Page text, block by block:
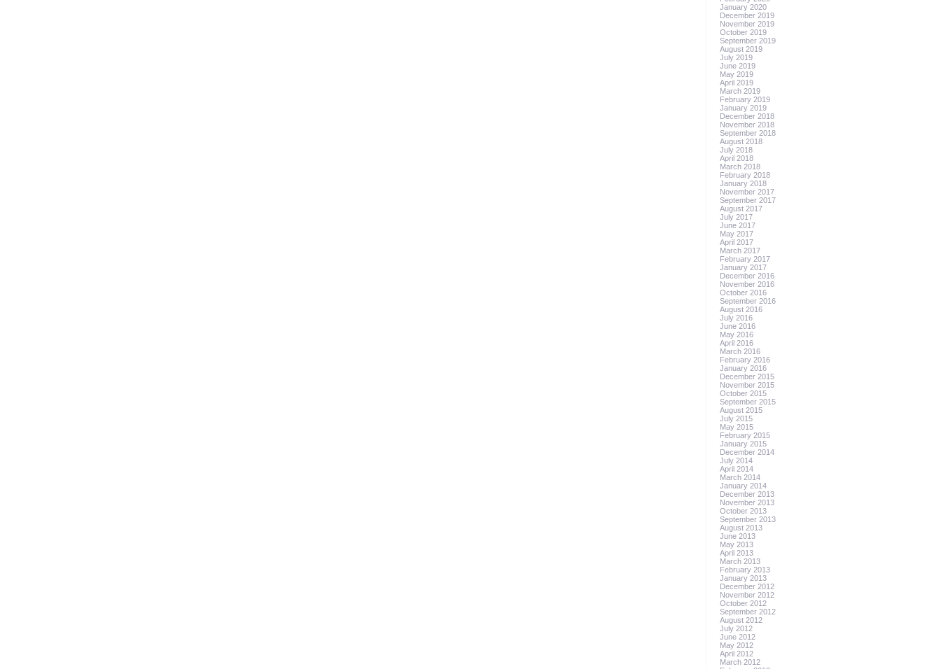
January 2020
December 2019
November 2019
October 2019
September 2019
August 2019
July 2019
June 2019
May 2019
April 2019
March 2019
February 2019
January 2019
December 2018
November 2018
September 2018
August 2018
July 2018
April 2018
March 2018
February 2018
January 2018
November 2017
September 2017
August 2017
July 2017
June 2017
May 2017
April 2017
March 2017
February 2017
January 2017
December 2016
November 2016
October 2016
September 2016
August 2016
July 2016
June 2016
May 2016
April 2016
March 2016
February 2016
January 2016
December 2015
November 2015
October 2015
September 2015
August 2015
July 2015
May 2015
February 2015
January 2015
December 2014
July 2014
April 2014
March 2014
January 2014
December 2013
November 2013
October 2013
September 2013
August 2013
June 2013
May 2013
April 2013
March 2013
February 2013
January 2013
December 2012
November 2012
October 2012
September 2012
August 2012
July 2012
June 2012
May 2012
April 2012
March 2012